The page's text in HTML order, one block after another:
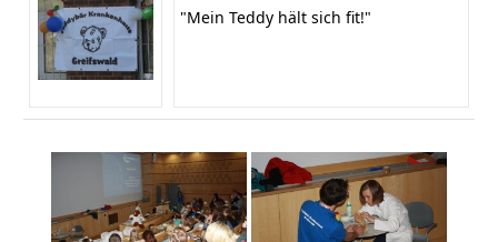
"Mein Teddy hält sich fit!"